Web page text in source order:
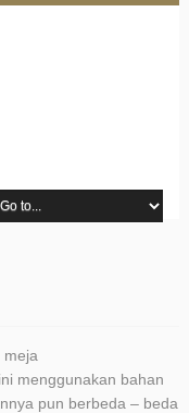
menggunakan bahan
pun berbeda – beda